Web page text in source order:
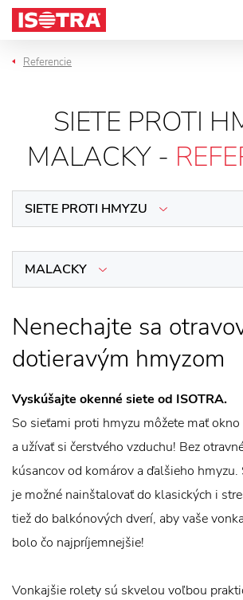
Preskočiť na obsah
Referencie
SIETE PROTI
MALACKY -
SIETE PROTI HMYZU
MALACKY
Nenechajte sa
dotieravým hmyzom
Vyskúšajte okenné siete od ISOTRA.
So sieťami proti hmyzu môžete mať
a užívať si čerstvého vzduchu! Bez
kúsancov od komárov a ďalšieho
je možné nainštalovať do klasických i
tiež do balkónových dverí, aby vaše
bolo čo najpríjemnejšie!
Vonkajšie rolety sú skvelou voľbou